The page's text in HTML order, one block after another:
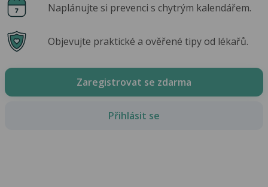
Naplánujte si prevenci s chytrým kalendářem.
Objevujte praktické a ověřené tipy od lékařů.
Zaregistrovat se zdarma
Přihlásit se